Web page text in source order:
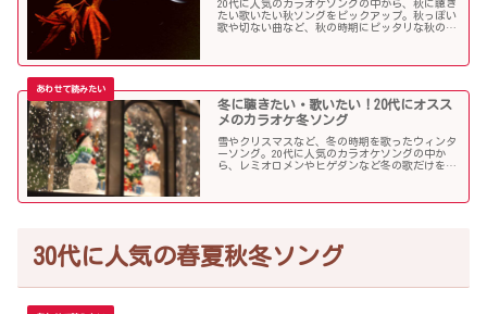
20代に人気のカラオケソングの中から、秋に聴き
たい歌いたい秋ソングをピックアップ。秋っぽい
歌や切ない曲など、秋の時期にピッタリな秋の歌
冬に聴きたい・歌いたい！20代にオスス
メのカラオケ冬ソング
雪やクリスマスなど、冬の時期を歌ったウィンタ
ーソング。20代に人気のカラオケソングの中か
ら、レミオロメンやヒゲダンなど冬の歌だけを個
30代に人気の春夏秋冬ソング